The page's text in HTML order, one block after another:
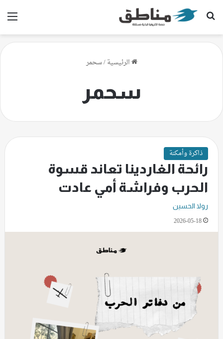
بحث عن
الرئيسية/سحمر
سحمر
ذاكرة وأمكنة
رائحة الغاردينا تعاند قسوة
الحرب وفراشة أمي عادت
رولا الحسين
2026-05-18